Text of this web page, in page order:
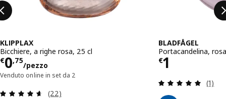
KLIPPLAX
Bicchiere, a righe rosa, 25 cl
€0,75
/pezzo
Prezzo € 0,75/pezzo
Venduto online in set da 2
Recensione: 4.6 fuori da 5 stelle. Totale
(22)
BLADFÅGEL
Portacandelina,
€1
Prezzo € 1
(1)